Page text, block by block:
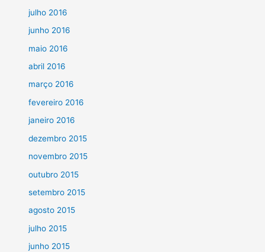
julho 2016
junho 2016
maio 2016
abril 2016
março 2016
fevereiro 2016
janeiro 2016
dezembro 2015
novembro 2015
outubro 2015
setembro 2015
agosto 2015
julho 2015
junho 2015